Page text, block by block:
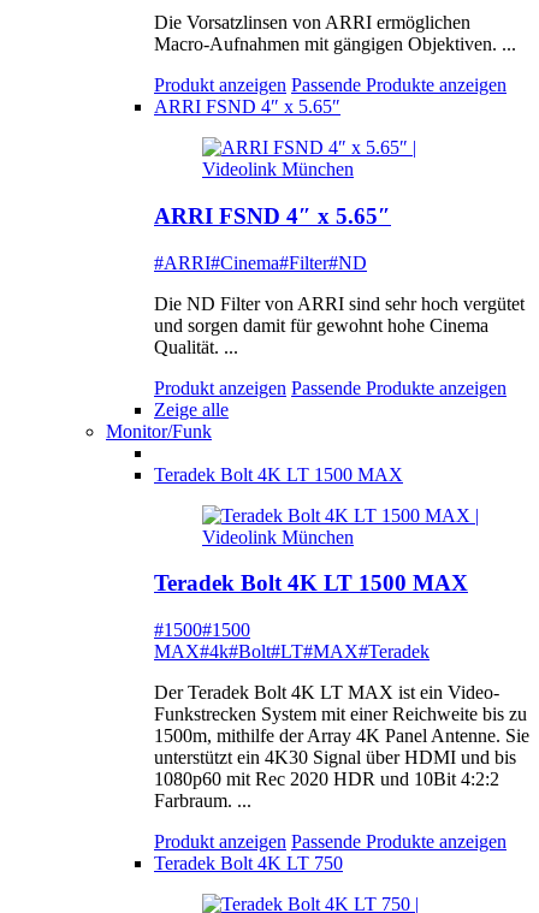
Die Vorsatzlinsen von ARRI ermöglichen
Macro-Aufnahmen mit gängigen Objektiven. ...
Produkt anzeigen Passende Produkte anzeigen
ARRI FSND 4″ x 5.65″
ARRI FSND 4″ x 5.65″
#ARRI#Cinema#Filter#ND
Die ND Filter von ARRI sind sehr hoch vergütet
und sorgen damit für gewohnt hohe Cinema
Qualität. ...
Produkt anzeigen Passende Produkte anzeigen
Zeige alle
Monitor/Funk
Teradek Bolt 4K LT 1500 MAX
Teradek Bolt 4K LT 1500 MAX
#1500#1500
MAX#4k#Bolt#LT#MAX#Teradek
Der Teradek Bolt 4K LT MAX ist ein Video-
Funkstrecken System mit einer Reichweite bis zu
1500m, mithilfe der Array 4K Panel Antenne. Sie
unterstützt ein 4K30 Signal über HDMI und bis
1080p60 mit Rec 2020 HDR und 10Bit 4:2:2
Farbraum. ...
Produkt anzeigen Passende Produkte anzeigen
Teradek Bolt 4K LT 750